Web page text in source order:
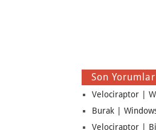
Son Yorumlar
Velociraptor |
Burak |
Velociraptor |